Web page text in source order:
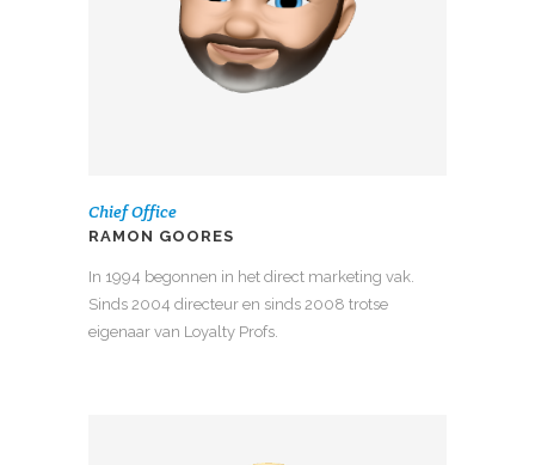
Chief Office
RAMON GOORES
In 1994 begonnen in het direct marketing vak.
Sinds 2004 directeur en sinds 2008 trotse
eigenaar van Loyalty Profs.